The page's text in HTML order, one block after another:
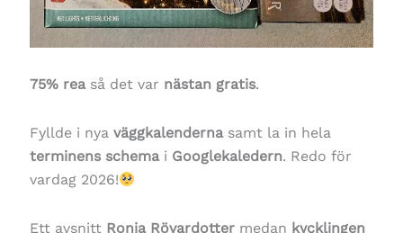
75% rea så det var nästan gratis.
Fyllde i nya väggkalendernasamt la in hela
terminens schemai Googlekaledern. Redo för
vardag 2026!
Ett avsnitt Ronja Rövardottermedan kycklingen